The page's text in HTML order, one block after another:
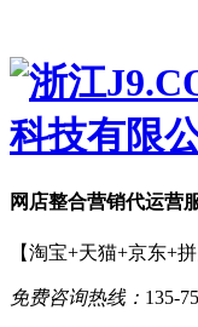
网店整合营销代运营
【淘宝+天猫+京东+
免费咨询热线： 135-